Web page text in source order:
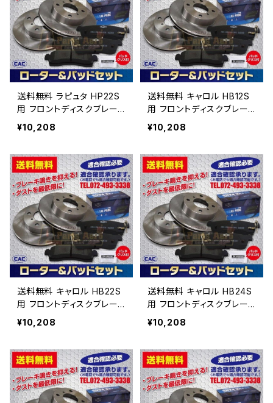
送料無料 ラピュタ HP22S
用 フロントディスクブレー
キロータ.パッドセット PA4
26 （ＣＡＣ）/専用グリス付
¥10,208
送料無料 キャロル HB12S
用 フロントディスクブレー
キロータ.パッドセット PA4
26 （ＣＡＣ）/専用グリス付
¥10,208
送料無料 キャロル HB22S
用 フロントディスクブレー
キロータ.パッドセット PA4
26 （ＣＡＣ）/専用グリス付
¥10,208
送料無料 キャロル HB24S
用 フロントディスクブレー
キロータ.パッドセット PA4
26 （ＣＡＣ）/専用グリス付
¥10,208